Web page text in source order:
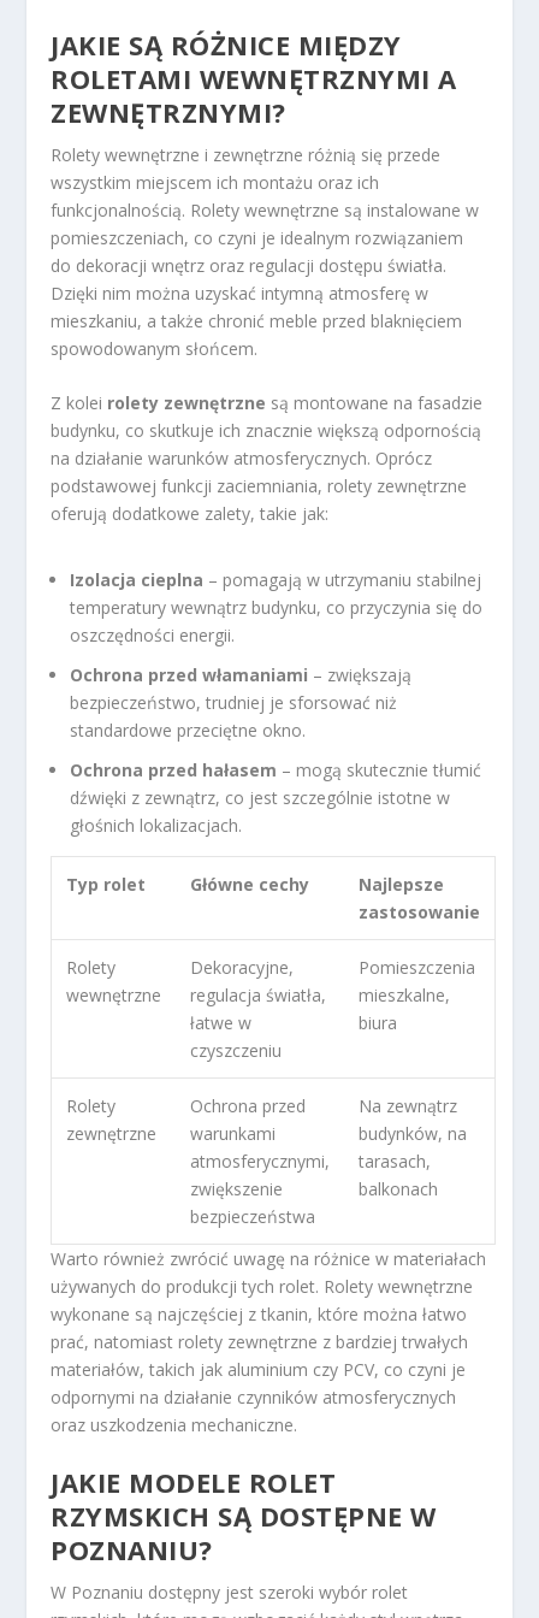
JAKIE SĄ RÓŻNICE MIĘDZY
ROLETAMI WEWNĘTRZNYMI A
ZEWNĘTRZNYMI?
Rolety wewnętrzne i zewnętrzne różnią się przede
wszystkim miejscem ich montażu oraz ich
funkcjonalnością. Rolety wewnętrzne są instalowane w
pomieszczeniach, co czyni je idealnym rozwiązaniem
do dekoracji wnętrz oraz regulacji dostępu światła.
Dzięki nim można uzyskać intymną atmosferę w
mieszkaniu, a także chronić meble przed blaknięciem
spowodowanym słońcem.
Z kolei rolety zewnętrzne są montowane na fasadzie
budynku, co skutkuje ich znacznie większą odpornością
na działanie warunków atmosferycznych. Oprócz
podstawowej funkcji zaciemniania, rolety zewnętrzne
oferują dodatkowe zalety, takie jak:
Izolacja cieplna – pomagają w utrzymaniu stabilnej
temperatury wewnątrz budynku, co przyczynia się do
oszczędności energii.
Ochrona przed włamaniami – zwiększają
bezpieczeństwo, trudniej je sforsować niż
standardowe przeciętne okno.
Ochrona przed hałasem – mogą skutecznie tłumić
dźwięki z zewnątrz, co jest szczególnie istotne w
głośnich lokalizacjach.
Typ rolet Główne cechy
Najlepsze
zastosowanie
Rolety
wewnętrzne
Dekoracyjne,
regulacja światła,
łatwe w
czyszczeniu
Pomieszczenia
mieszkalne,
biura
Rolety
zewnętrzne
Ochrona przed
warunkami
atmosferycznymi,
zwiększenie
bezpieczeństwa
Na zewnątrz
budynków, na
tarasach,
balkonach
Warto również zwrócić uwagę na różnice w materiałach
używanych do produkcji tych rolet. Rolety wewnętrzne
wykonane są najczęściej z tkanin, które można łatwo
prać, natomiast rolety zewnętrzne z bardziej trwałych
materiałów, takich jak aluminium czy PCV, co czyni je
odpornymi na działanie czynników atmosferycznych
oraz uszkodzenia mechaniczne.
JAKIE MODELE ROLET
RZYMSKICH SĄ DOSTĘPNE W
POZNANIU?
W Poznaniu dostępny jest szeroki wybór rolet